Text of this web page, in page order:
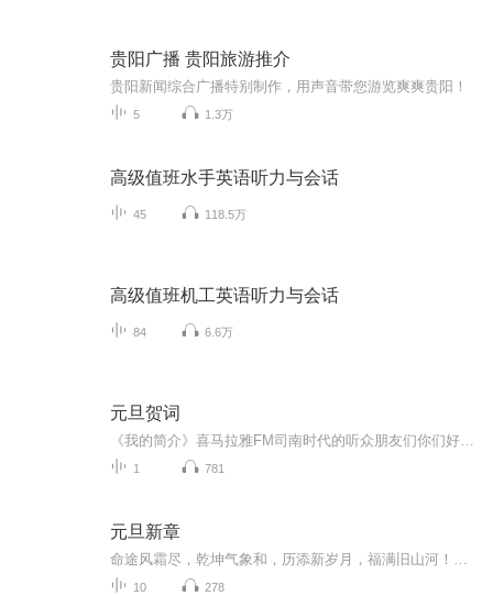
贵阳广播 贵阳旅游推介
贵阳新闻综合广播特别制作，用声音带您游览爽爽贵阳！
5 1.3万
高级值班水手英语听力与会话
45 118.5万
高级值班机工英语听力与会话
84 6.6万
元旦贺词
1 781
元旦新章
10 278